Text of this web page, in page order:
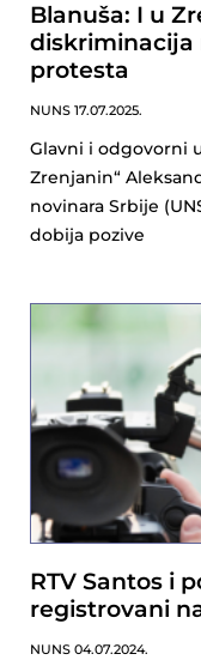
Blanuša: I u
diskriminacija
protesta
NUNS 17.07.2025.
Glavni i odgovorni
Zrenjanin“
novinara Srbije
dobija pozive
RTV Santos i
registrovani
NUNS 04.07.2024.